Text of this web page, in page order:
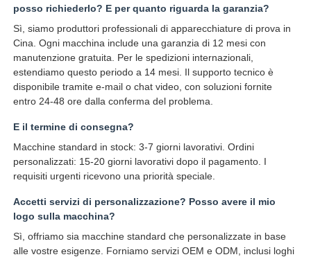
posso richiederlo? E per quanto riguarda la garanzia?
Sì, siamo produttori professionali di apparecchiature di prova in
Cina. Ogni macchina include una garanzia di 12 mesi con
manutenzione gratuita. Per le spedizioni internazionali,
estendiamo questo periodo a 14 mesi. Il supporto tecnico è
disponibile tramite e-mail o chat video, con soluzioni fornite
entro 24-48 ore dalla conferma del problema.
E il termine di consegna?
Macchine standard in stock: 3-7 giorni lavorativi. Ordini
personalizzati: 15-20 giorni lavorativi dopo il pagamento. I
requisiti urgenti ricevono una priorità speciale.
Accetti servizi di personalizzazione? Posso avere il mio
logo sulla macchina?
Sì, offriamo sia macchine standard che personalizzate in base
alle vostre esigenze. Forniamo servizi OEM e ODM, inclusi loghi